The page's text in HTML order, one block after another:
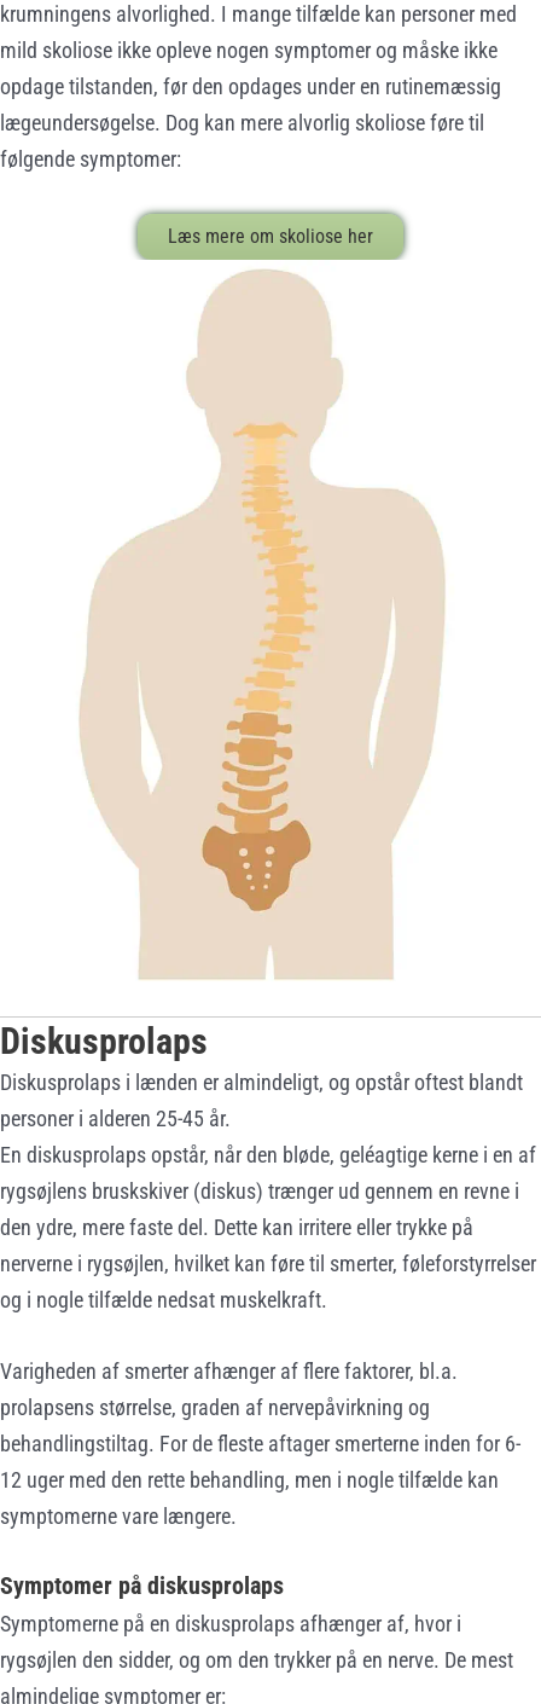
krumningens alvorlighed. I mange tilfælde kan personer med
mild skoliose ikke opleve nogen symptomer og måske ikke
opdage tilstanden, før den opdages under en rutinemæssig
lægeundersøgelse. Dog kan mere alvorlig skoliose føre til
følgende symptomer:
Læs mere om skoliose her
Diskusprolaps
Diskusprolaps i lænden er almindeligt, og opstår oftest blandt
personer i alderen 25-45 år.
En diskusprolaps opstår, når den bløde, geléagtige kerne i en af
rygsøjlens bruskskiver (diskus) trænger ud gennem en revne i
den ydre, mere faste del. Dette kan irritere eller trykke på
nerverne i rygsøjlen, hvilket kan føre til smerter, føleforstyrrelser
og i nogle tilfælde nedsat muskelkraft.
Varigheden af smerter afhænger af flere faktorer, bl.a.
prolapsens størrelse, graden af nervepåvirkning og
behandlingstiltag. For de fleste aftager smerterne inden for 6-
12 uger med den rette behandling, men i nogle tilfælde kan
symptomerne vare længere.
Symptomer på diskusprolaps
Symptomerne på en diskusprolaps afhænger af, hvor i
rygsøjlen den sidder, og om den trykker på en nerve. De mest
almindelige symptomer er: